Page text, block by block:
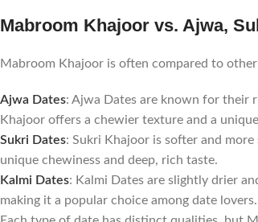
Mabroom Khajoor vs. Ajwa,
Mabroom Khajoor is often compared to
Ajwa Dates: Ajwa Dates are known for their
Khajoor offers a chewier texture and a
Sukri Dates: Sukri Khajoor is softer and
unique chewiness and deep, rich taste.
Kalmi Dates: Kalmi Dates are slightly drier
making it a popular choice among date lovers.